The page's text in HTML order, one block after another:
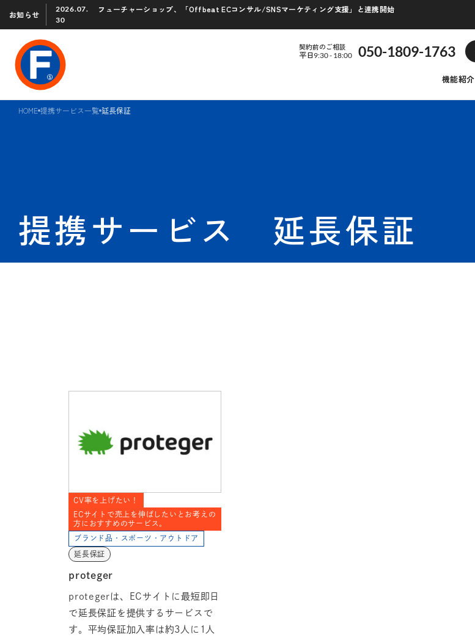
お知らせ
2026.07.
30
フューチャーショップ、「Offbeat ECコンサル/SNSマーケティング支援」と連携開始
契約前のご相談 050-1809-1763
平日9:30 - 18:00
機能紹介
HOME 提携サービス一覧 延長保証
提携サービス 延長保証
CV率を上げたい！
ECサイトで売上を伸ばしたいとお考えの
方におすすめのサービス。
ブランド品・スポーツ・アウトドア
延長保証
proteger
protegerは、ECサイトに最短即日
で延長保証を提供するサービスで
す。平均保証加入率は約3人に1人